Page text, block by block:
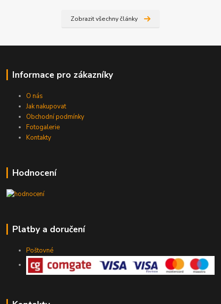
Zobrazit všechny články
Informace pro zákazníky
O nás
Jak nakupovat
Obchodní podmínky
Fotogalerie
Kontakty
Hodnocení
Platby a doručení
Poštovné